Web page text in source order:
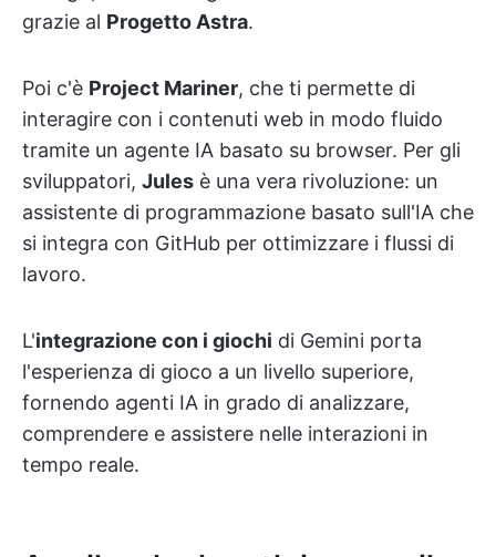
grazie al Progetto Astra.
Poi c'è Project Mariner, che ti permette di
interagire con i contenuti web in modo fluido
tramite un agente IA basato su browser. Per gli
sviluppatori, Jules è una vera rivoluzione: un
assistente di programmazione basato sull'IA che
si integra con GitHub per ottimizzare i flussi di
lavoro.
L'integrazione con i giochi di Gemini porta
l'esperienza di gioco a un livello superiore,
fornendo agenti IA in grado di analizzare,
comprendere e assistere nelle interazioni in
tempo reale.